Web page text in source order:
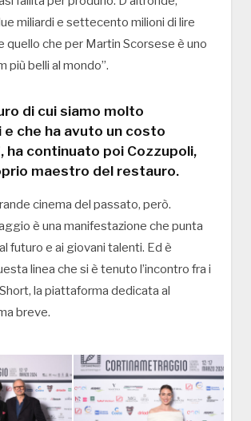
miliardi e settecento milioni di lire
quello che per Martin Scorsese è uno
più belli al mondo”.
di cui siamo molto
che ha avuto un costo
ha continuato poi Cozzupoli,
maestro del restauro.
cinema del passato, però.
è una manifestazione che punta
futuro e ai giovani talenti. Ed è
linea che si è tenuto l’incontro fra i
la piattaforma dedicata al
breve.